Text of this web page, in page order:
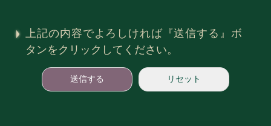
上記の内容でよろしければ『送信する』ボ
タンをクリックしてください。